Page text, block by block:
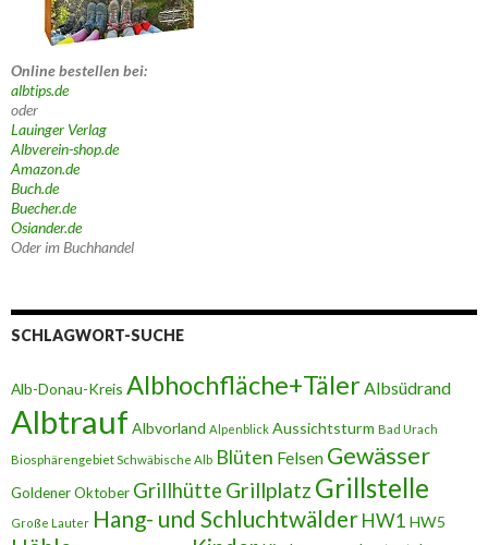
Online bestellen bei:
albtips.de
oder
Lauinger Verlag
Albverein-shop.de
Amazon.de
Buch.de
Buecher.de
Osiander.de
Oder im Buchhandel
SCHLAGWORT-SUCHE
Alb-Donau-Kreis Albhochfläche+TälerAlbsüdrand
Albtrauf Albvorland Alpenblick Aussichtsturm Bad Urach
Biosphärengebiet Schwäbische Alb Blüten Felsen Gewässer
Goldener Oktober Grillhütte Grillplatz Grillstelle
Große Lauter Hang- und SchluchtwälderHW1 HW5